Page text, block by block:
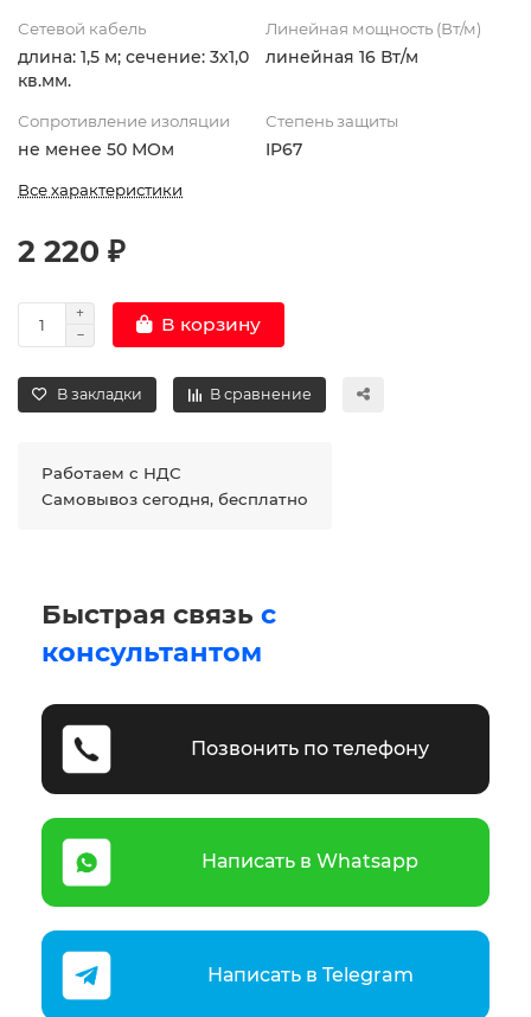
Сетевой кабель
длина: 1,5 м; сечение: 3х1,0
кв.мм.
Линейная мощность (Вт/м)
линейная 16 Вт/м
Сопротивление изоляции
не менее 50 МОм
Степень защиты
IP67
Все характеристики
2 220 ₽
В корзину
В закладки В сравнение
Работаем с НДС
Самовывоз сегодня, бесплатно
Быстрая связь с
консультантом
Позвонить по телефону
Написать в Whatsapp
Написать в Telegram